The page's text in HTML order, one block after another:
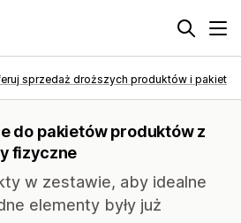
sprzedaż droższych produktów i
do pakietów produktów z
fizyczne
w zestawie, aby idealne
elementy były już